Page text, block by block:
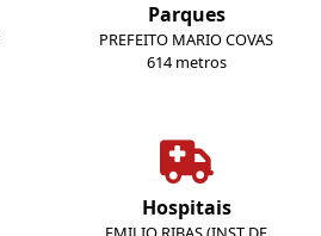
Parques
PREFEITO MARIO COVAS
614 metros
Hospitais